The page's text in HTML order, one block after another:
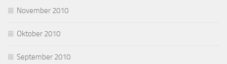
November 2010
Oktober 2010
September 2010